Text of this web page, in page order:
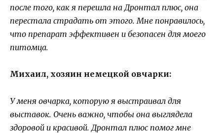
после того, как я перешла на Дронтал плюс, она
перестала страдать от этого. Мне понравилось,
что препарат эффективен и безопасен для моего
питомца.
Михаил, хозяин немецкой овчарки:
У меня овчарка, которую я выстраивал для
выставок. Очень важно, чтобы она выглядела
здоровой и красивой. Дронтал плюс помог мне